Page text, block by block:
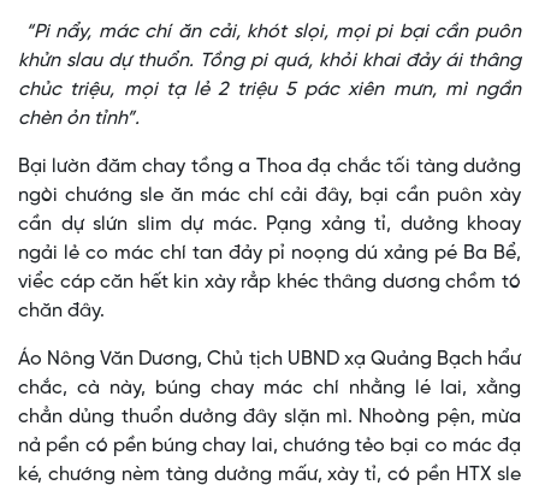
“Pi nẩy, mác chí ăn cải, khót slọi, mọi pi bại cần puôn
khửn slau dự thuổn. Tồng pi quá, khỏi khai đảy ái thâng
chủc triệu, mọi tạ lẻ 2 triệu 5 pác xiên mưn, mì ngần
chèn ỏn tỉnh”.
Bại lườn đăm chay tồng a Thoa đạ chắc tối tàng dưởng
ngòi chướng sle ăn mác chí cải đây, bại cần puôn xày
cần dự slứn slim dự mác. Pạng xảng tỉ, dưởng khoay
ngải lẻ co mác chí tan đảy pỉ noọng dú xảng pé Ba Bể,
viểc cáp căn hết kin xày rẳp khéc thâng dương chồm tó
chăn đây.
Áo Nông Văn Dương, Chủ tịch UBND xạ Quảng Bạch hẩư
chắc, cà này, búng chay mác chí nhằng lé lai, xằng
chẳn dủng thuổn dưởng đây slặn mì. Nhoòng pện, mừa
nả pền có pền búng chay lai, chướng tẻo bại co mác đạ
ké, chướng nèm tàng dưởng mấư, xày tỉ, có pền HTX sle